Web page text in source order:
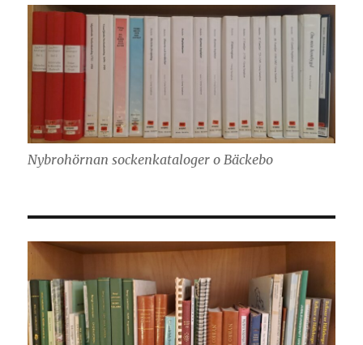
Nybrohörnan sockenkataloger o Bäckebo